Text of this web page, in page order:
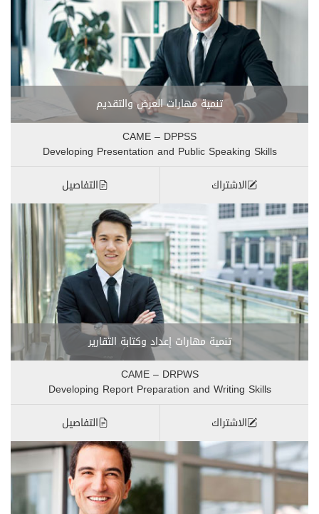
تنمية مهارات العرض والتقديم
CAME – DPPSS
Developing Presentation and Public Speaking Skills
الاشتراك
التفاصيل
تنمية مهارات إعداد وكتابة التقارير
CAME – DRPWS
Developing Report Preparation and Writing Skills
الاشتراك
التفاصيل